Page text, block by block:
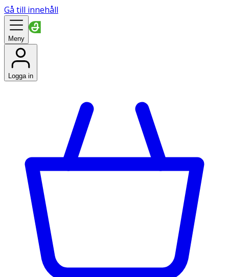
Gå till innehåll
Meny
Logga in